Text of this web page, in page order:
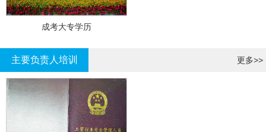
成考大专学历
主要负责人培训 更多>>